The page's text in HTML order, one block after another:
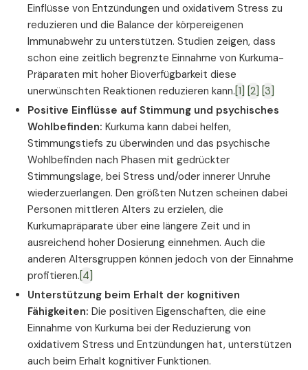
Einflüsse von Entzündungen und oxidativem Stress zu
reduzieren und die Balance der körpereigenen
Immunabwehr zu unterstützen. Studien zeigen, dass
schon eine zeitlich begrenzte Einnahme von Kurkuma-
Präparaten mit hoher Bioverfügbarkeit diese
unerwünschten Reaktionen reduzieren kann. [1] [2]
[3]
Positive Einflüsse auf Stimmung und psychisches
Wohlbefinden: Kurkuma kann dabei helfen,
Stimmungstiefs zu überwinden und das psychische
Wohlbefinden nach Phasen mit gedrückter
Stimmungslage, bei Stress und/oder innerer Unruhe
wiederzuerlangen. Den größten Nutzen scheinen dabei
Personen mittleren Alters zu erzielen, die
Kurkumapräparate über eine längere Zeit und in
ausreichend hoher Dosierung einnehmen. Auch die
anderen Altersgruppen können jedoch von der Einnahme
profitieren. [4]
Unterstützung beim Erhalt der kognitiven
Fähigkeiten: Die positiven Eigenschaften, die eine
Einnahme von Kurkuma bei der Reduzierung von
oxidativem Stress und Entzündungen hat, unterstützen
auch beim Erhalt kognitiver Funktionen.